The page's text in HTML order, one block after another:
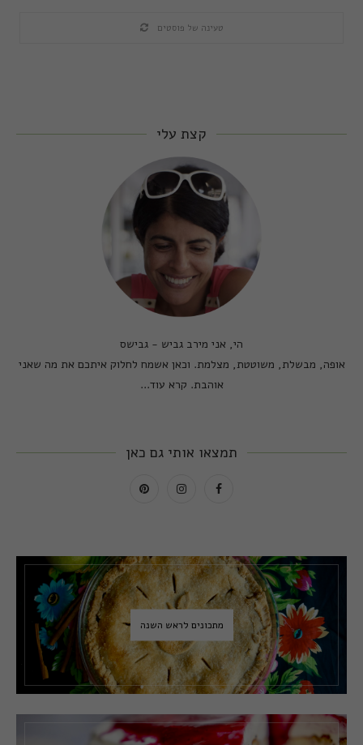
טעינה של פוסטים
קצת עלי
הי, אני מירב גביש - גבישס
אופה, מבשלת, משוטטת, מצלמת. וכאן אשמח לחלוק איתכם את מה שאני
אוהבת. קרא עוד...
תמצאו אותי גם כאן
מתכונים לראש השנה